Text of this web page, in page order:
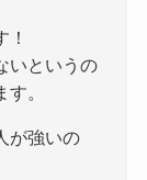
いというの
。
が強いの